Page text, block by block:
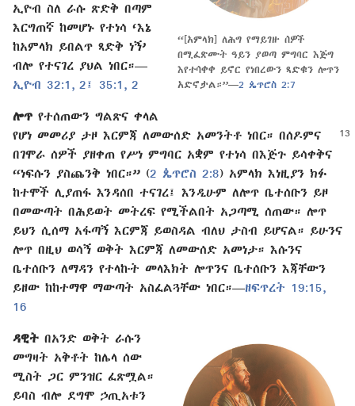
“[አምላክ] ለሕግ የማይገዙ ሰዎች
በሚፈጽሙት ዓይን ያወጣ ምግባር እጅግ
እየተሳቀቀ ይኖር የነበረውን ጻድቁን ሎጥን
አድኖታል።”—2 ጴጥሮስ 2:7
ኢዮብ ስለ ራሱ ጽድቅ በጣም
እርግጠኛ ከመሆኑ የተነሳ ‘እኔ
ከአምላክ ይበልጥ ጻድቅ ነኝ’
ብሎ የተናገረ ያህል ነበር።—
ኢዮብ 32:1, 2፤
35:1, 2
ሎጥ የተሰጠውን ግልጽና ቀላል
የሆነ መመሪያ ታዞ እርምጃ ለመውሰድ አመንትቶ ነበር። በሰዶምና
በገሞራ ሰዎች ያዘቀጠ የሥነ ምግባር አቋም የተነሳ በእጅጉ ይሳቀቅና
“ነፍሱን ያስጨንቅ ነበር።” (2 ጴጥሮስ 2:8) አምላክ እነዚያን ክፉ
ከተሞች ሊያጠፋ እንዳሰበ ተናገረ፤ እንዲሁም ለሎጥ ቤተሰቡን ይዞ
በመውጣት በሕይወት መትረፍ የሚችልበት አጋጣሚ ሰጠው። ሎጥ
ይህን ሲሰማ አፋጣኝ እርምጃ ይወስዳል ብለህ ታስብ ይሆናል። ይሁንና
ሎጥ በዚህ ወሳኝ ወቅት እርምጃ ለመውሰድ አመነታ። እሱንና
ቤተሰቡን ለማዳን የተላኩት መላእክት ሎጥንና ቤተሰቡን እጃቸውን
ይዘው ከከተማዋ ማውጣት አስፈልጓቸው ነበር።—ዘፍጥረት 19:15,
16
ዳዊት በአንድ ወቅት ራሱን
መግዛት አቅቶት ከሌላ ሰው
ሚስት ጋር ምንዝር ፈጽሟል።
ይባስ ብሎ ደግሞ ኃጢአቱን